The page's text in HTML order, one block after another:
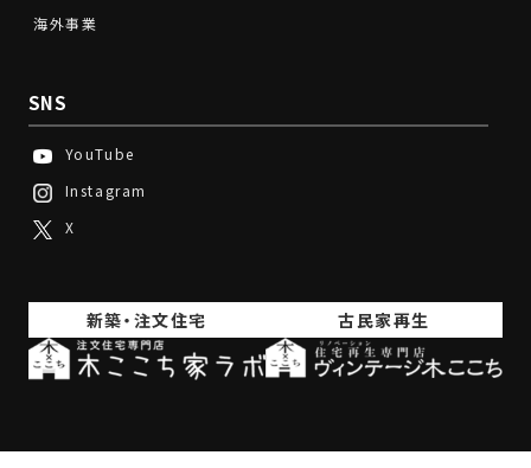
海外事業
SNS
YouTube
Instagram
X
新築・注文住宅 古民家再生